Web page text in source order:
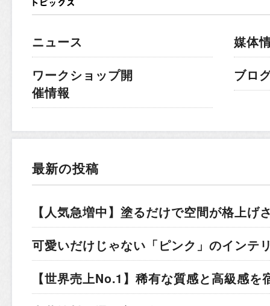
ニュース
ワークショップ開
催情報
媒体
ブロ
最新の投稿
【人気急増中】塗るだけで空間が格上げ
可愛いだけじゃない「ピンク」のインテ
【世界売上No.1】稀有な質感と高級感を